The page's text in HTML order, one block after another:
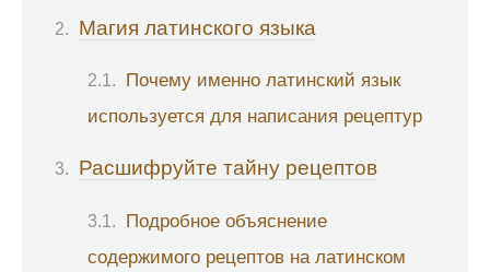
Магия латинского языка
Почему именно латинский язык
используется для написания рецептур
Расшифруйте тайну рецептов
Подробное объяснение
содержимого рецептов на латинском